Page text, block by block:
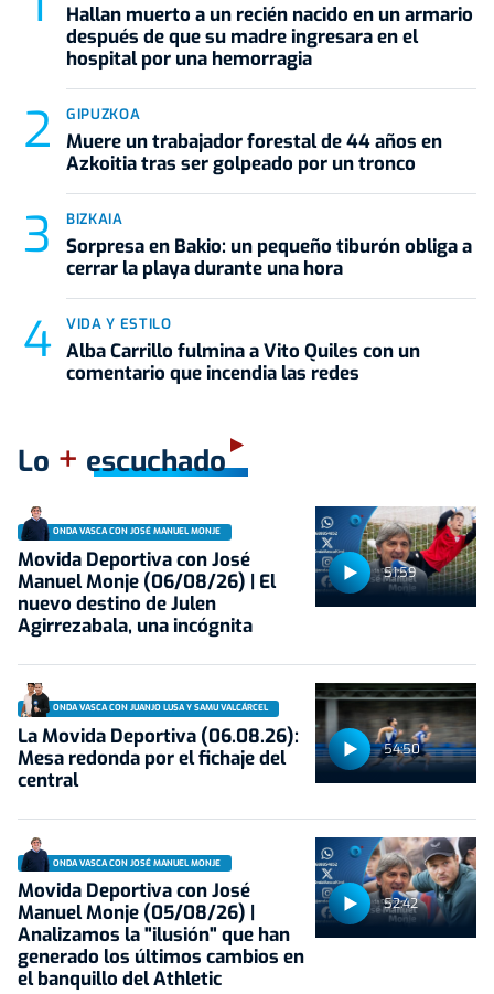
Hallan muerto a un recién nacido en un armario
después de que su madre ingresara en el
hospital por una hemorragia
GIPUZKOA
Muere un trabajador forestal de 44 años en
Azkoitia tras ser golpeado por un tronco
BIZKAIA
Sorpresa en Bakio: un pequeño tiburón obliga a
cerrar la playa durante una hora
VIDA Y ESTILO
Alba Carrillo fulmina a Vito Quiles con un
comentario que incendia las redes
Lo + escuchado
51:59
ONDA VASCA CON JOSÉ MANUEL MONJE
Movida Deportiva con José
Manuel Monje (06/08/26) | El
nuevo destino de Julen
Agirrezabala, una incógnita
54:50
ONDA VASCA CON JUANJO LUSA Y SAMU VALCÁRCEL
La Movida Deportiva (06.08.26):
Mesa redonda por el fichaje del
central
52:42
ONDA VASCA CON JOSÉ MANUEL MONJE
Movida Deportiva con José
Manuel Monje (05/08/26) |
Analizamos la "ilusión" que han
generado los últimos cambios en
el banquillo del Athletic